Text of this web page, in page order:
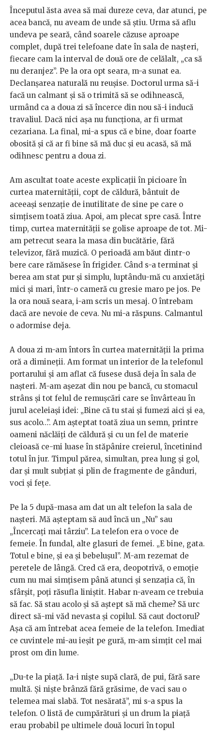
Începutul ăsta avea să mai dureze ceva, dar atunci, pe
acea bancă, nu aveam de unde să știu. Urma să aflu
undeva pe seară, când soarele căzuse aproape
complet, după trei telefoane date în sala de nașteri,
fiecare cam la interval de două ore de celălalt, „ca să
nu deranjez”. Pe la ora opt seara, m-a sunat ea.
Declanșarea naturală nu reușise. Doctorul urma să-i
facă un calmant și să o trimită să se odihnească,
urmând ca a doua zi să încerce din nou să-i inducă
travaliul. Dacă nici așa nu funcționa, ar fi urmat
cezariana. La final, mi-a spus că e bine, doar foarte
obosită și că ar fi bine să mă duc și eu acasă, să mă
odihnesc pentru a doua zi.
Am ascultat toate aceste explicații în picioare în
curtea maternității, copt de căldură, bântuit de
aceeași senzație de inutilitate de sine pe care o
simțisem toată ziua. Apoi, am plecat spre casă. Între
timp, curtea maternității se golise aproape de tot. Mi-
am petrecut seara la masa din bucătărie, fără
televizor, fără muzică. O perioadă am băut dintr-o
bere care rămăsese în frigider. Când s-a terminat și
berea am stat pur și simplu, luptându-mă cu anxietăți
mici și mari, într-o cameră cu gresie maro pe jos. Pe
la ora nouă seara, i-am scris un mesaj. O întrebam
dacă are nevoie de ceva. Nu mi-a răspuns. Calmantul
o adormise deja.
A doua zi m-am întors în curtea maternității la prima
oră a dimineții. Am format un interior de la telefonul
portarului și am aflat că fusese dusă deja în sala de
nașteri. M-am așezat din nou pe bancă, cu stomacul
strâns și tot felul de remușcări care se învârteau în
jurul aceleiași idei: „Bine că tu stai și fumezi aici și ea,
sus acolo…”. Am așteptat toată ziua un semn, printre
oameni năclăiți de căldură și cu un fel de materie
cleioasă ce-mi luase în stăpânire creierul, încetinind
totul în jur. Timpul părea, simultan, prea lung și gol,
dar și mult subțiat și plin de fragmente de gânduri,
voci și fețe.
Pe la 5 după-masa am dat un alt telefon la sala de
nașteri. Mă așteptam să aud încă un „Nu” sau
„Încercați mai târziu”. La telefon era o voce de
femeie. În fundal, alte glasuri de femei. „E bine, gata.
Totul e bine, și ea și bebelușul”. M-am rezemat de
peretele de lângă. Cred că era, deopotrivă, o emoție
cum nu mai simțisem până atunci și senzația că, în
sfârșit, poți răsufla liniștit. Habar n-aveam ce trebuia
să fac. Să stau acolo și să aștept să mă cheme? Să urc
direct să-mi văd nevasta și copilul. Să caut doctorul?
Așa că am întrebat acea femeie de la telefon. Imediat
ce cuvintele mi-au ieșit pe gură, m-am simțit cel mai
prost om din lume.
„Du-te la piață. Ia-i niște supă clară, de pui, fără sare
multă. Și niște brânză fără grăsime, de vaci sau o
telemea mai slabă. Tot nesărată”, mi s-a spus la
telefon. O listă de cumpărături și un drum la piață
erau probabil pe ultimele două locuri în topul